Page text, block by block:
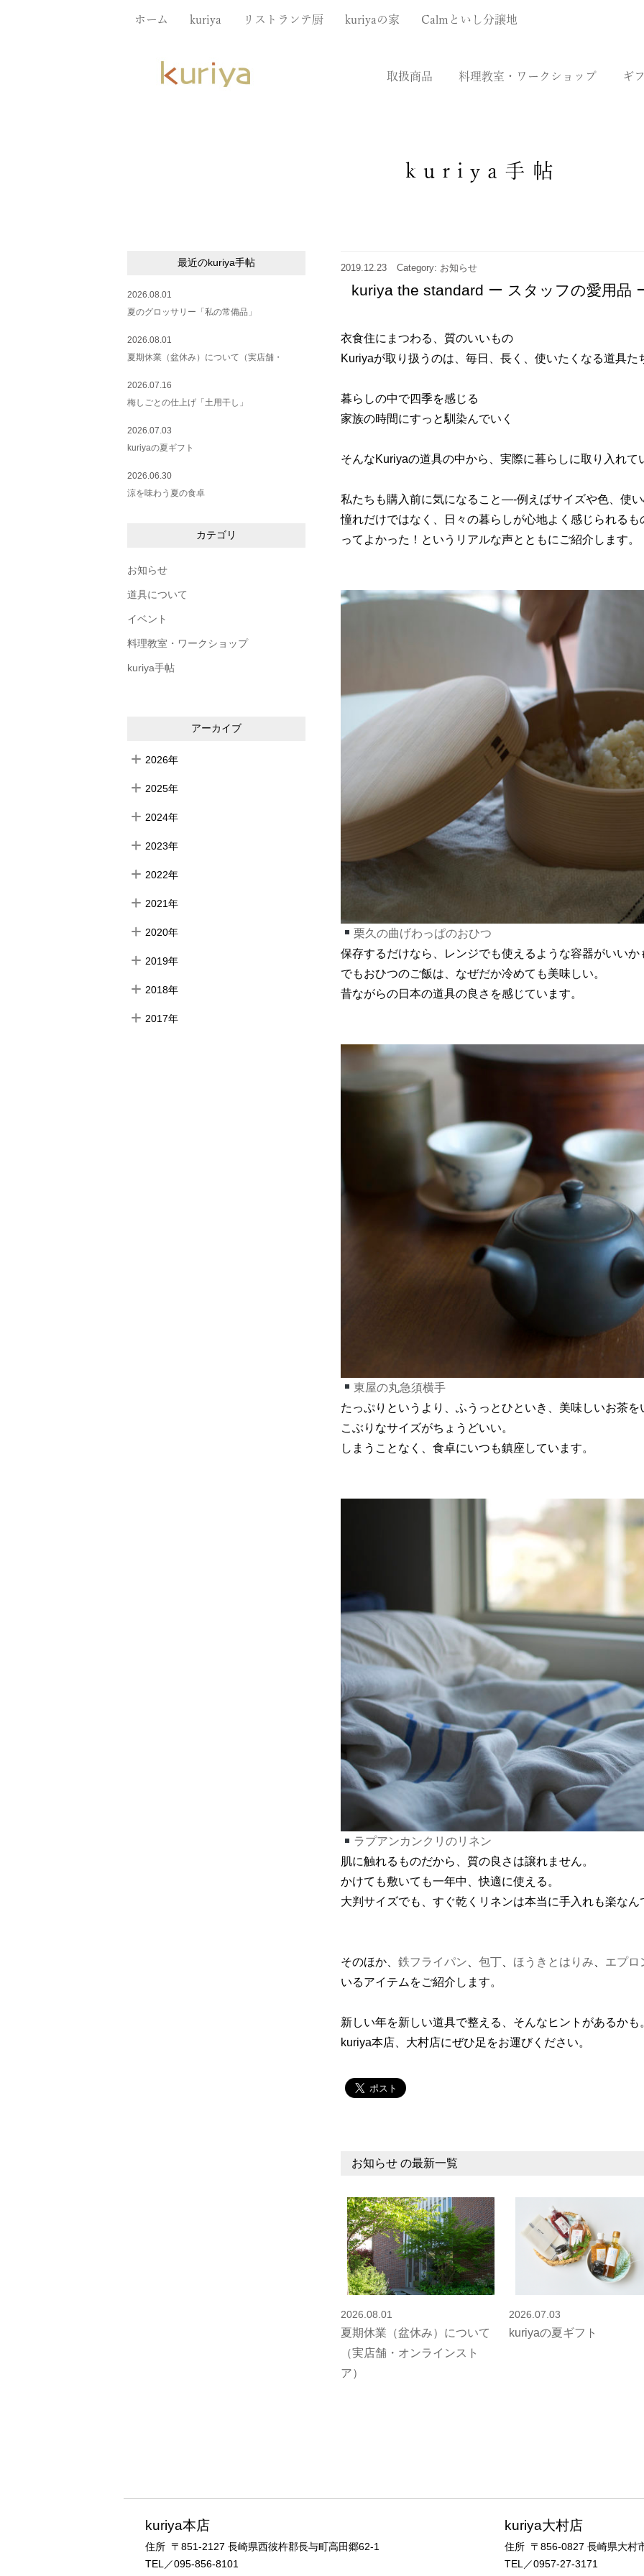
ホーム kuriya リストランテ厨 kuriyaの家 Calmといし分譲地
取扱商品 料理教室・ワークショップ ギ
kuriya手帖
2019.12.23 Category: お知らせ
kuriya the standard ー スタッフの愛用品
衣食住にまつわる、質のいいもの
Kuriyaが取り扱うのは、毎日、長く、使いたくなる道具た
暮らしの中で四季を感じる
家族の時間にすっと馴染んでいく
そんなKuriyaの道具の中から、実際に暮らしに取り入れ
私たちも購入前に気になること—-例えばサイズや色、使
憧れだけではなく、日々の暮らしが心地よく感じられる
ってよかった！というリアルな声とともにご紹介します。
栗久の曲げわっぱのおひつ
保存するだけなら、レンジでも使えるような容器がいいか
でもおひつのご飯は、なぜだか冷めても美味しい。
昔ながらの日本の道具の良さを感じています。
東屋の丸急須横手
たっぷりというより、ふうっとひといき、美味しいお茶
こぶりなサイズがちょうどいい。
しまうことなく、食卓にいつも鎮座しています。
ラプアンカンクリのリネン
肌に触れるものだから、質の良さは譲れません。
かけても敷いても一年中、快適に使える。
大判サイズでも、すぐ乾くリネンは本当に手入れも楽なん
そのほか、 鉄フライパン 包丁 ほうきとはりみ
エプロ
いるアイテムをご紹介します。
新しい年を新しい道具で整える、そんなヒントがあるかも
kuriya本店、大村店にぜひ足をお運びください。
お知らせ の最新一覧
2026.08.01
夏期休業（盆休み）について
（実店舗・オンラインスト
ア）
2026.07.03
kuriyaの夏ギフト
最近のkuriya手帖
2026.08.01
夏のグロッサリー「私の常備品」
2026.08.01
夏期休業（盆休み）について（実店舗・
2026.07.16
梅しごとの仕上げ「土用干し」
2026.07.03
kuriyaの夏ギフト
2026.06.30
涼を味わう夏の食卓
カテゴリ
お知らせ
道具について
イベント
料理教室・ワークショップ
kuriya手帖
アーカイブ
2026年
2025年
2024年
2023年
2022年
2021年
2020年
2019年
2018年
2017年
kuriya本店
住所 〒851-2127 長崎県西彼杵郡長与町高田郷62-1
TEL／095-856-8101
kuriya大村店
住所 〒856-0827 長崎県大村
TEL／0957-27-3171